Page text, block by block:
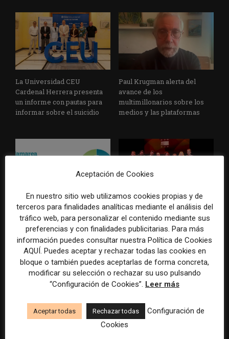
La Universidad CEU
Cardenal Herrera presenta
un informe con pautas para
informar sobre el suicidio
Paul Krugman alerta del
avance de los
multimillonarios sobre los
medios y las plataformas
La Marea cierra 2025 con
superávit, pero su
cooperativa pierde 38.542
euros
El Premio Gabo 2026
reconoce cinco historias de
Brasil, España y El Salvador
sobre el poder, la memoria y
la violencia
Aceptación de Cookies
En nuestro sitio web utilizamos cookies propias y de
terceros para finalidades analíticas mediante el análisis del
tráfico web, para personalizar el contenido mediante sus
preferencias y con finalidades publicitarias. Para más
información puedes consultar nuestra Política de Cookies
AQUÍ. Puedes aceptar y rechazar todas las cookies en
bloque o también puedes aceptarlas de forma concreta,
modificar su selección o rechazar su uso pulsando
“Configuración de Cookies”. Leer más
Aceptar todas Rechazar todas
Configuración de
Cookies